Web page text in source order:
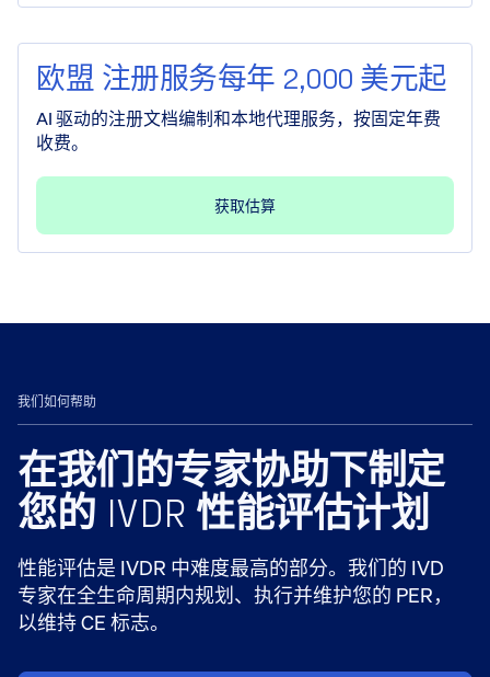
欧盟 注册服务每年 2,000 美元起
AI 驱动的注册文档编制和本地代理服务，按固定年费
收费。
获取估算
我们如何帮助
在我们的专家协助下制定
您的 IVDR 性能评估计划
性能评估是 IVDR 中难度最高的部分。我们的 IVD
专家在全生命周期内规划、执行并维护您的 PER，
以维持 CE 标志。